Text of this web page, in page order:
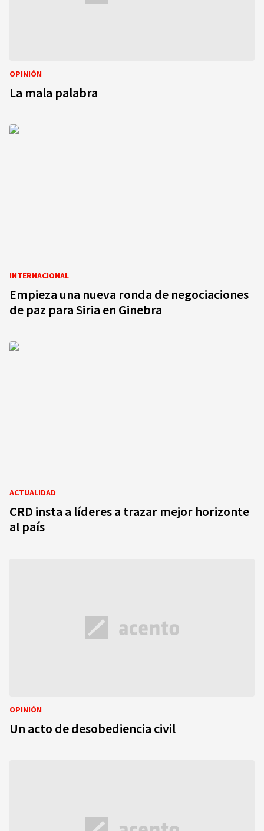
OPINIÓN
La mala palabra
INTERNACIONAL
Empieza una nueva ronda de negociaciones
de paz para Siria en Ginebra
ACTUALIDAD
CRD insta a líderes a trazar mejor horizonte
al país
OPINIÓN
Un acto de desobediencia civil